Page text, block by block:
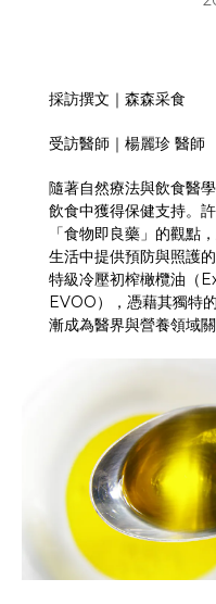
採訪撰文｜森森采食
受訪醫師｜楊麗珍 醫師
隨著自然療法與飲食醫
飲食中獲得保健支持。
「食物即良藥」的觀點
生活中提供預防與照護
特級冷壓初榨橄欖油（
EVOO），憑藉其獨特
漸成為醫界與營養領域關